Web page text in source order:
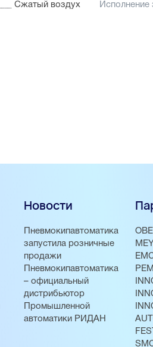
Сжатый воздух
Новости
Пневмокипавтоматика
запустила розничные
продажи
Пневмокипавтоматика
– официальный
дистрибьютор
Промышленной
автоматики РИДАН